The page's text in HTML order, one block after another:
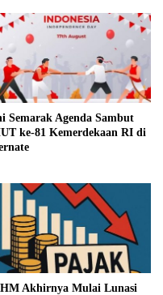
Semarak Agenda Sambut
ke-81 Kemerdekaan RI di
Akhirnya Mulai Lunasi